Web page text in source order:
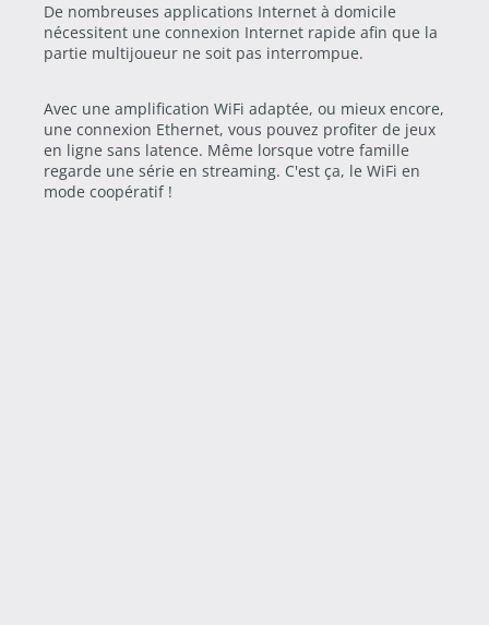
De nombreuses applications Internet à domicile
nécessitent une connexion Internet rapide afin que la
partie multijoueur ne soit pas interrompue.
Avec une amplification WiFi adaptée, ou mieux encore,
une connexion Ethernet, vous pouvez profiter de jeux
en ligne sans latence. Même lorsque votre famille
regarde une série en streaming. C'est ça, le WiFi en
mode coopératif !